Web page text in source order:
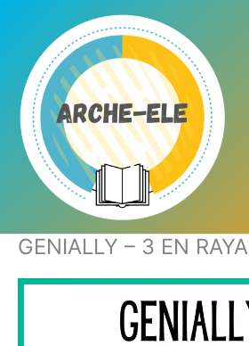
contenido
GENIALLY – 3 EN RAYA